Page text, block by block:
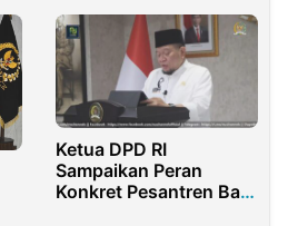
Ketua DPD RI
Sampaikan Peran
Konkret Pesantren Bagi